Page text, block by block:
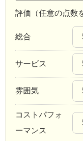
評価（任意の点数
総合
サービス
雰囲気
コストパフォ
ーマンス